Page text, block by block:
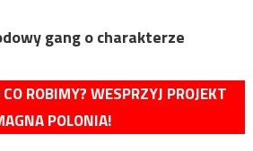
gang o charakterze
ROBIMY? WESPRZYJ PROJEKT
POLONIA!